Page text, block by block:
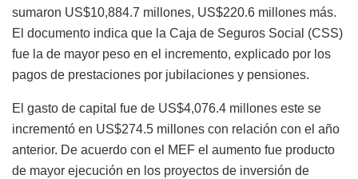
sumaron US$10,884.7 millones, US$220.6 millones más.
El documento indica que la Caja de Seguros Social (CSS)
fue la de mayor peso en el incremento, explicado por los
pagos de prestaciones por jubilaciones y pensiones.
El gasto de capital fue de US$4,076.4 millones este se
incrementó en US$274.5 millones con relación con el año
anterior. De acuerdo con el MEF el aumento fue producto
de mayor ejecución en los proyectos de inversión de